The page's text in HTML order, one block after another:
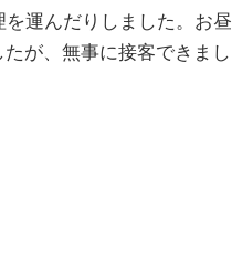
運んだりしました。お昼
が、無事に接客できまし